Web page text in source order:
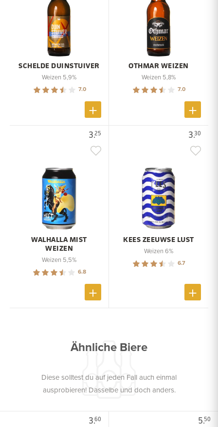
SCHELDE DUINSTUIVER
Weizen 5,9%
7.0
OTHMAR WEIZEN
Weizen 5,8%
7.0
3.25
WALHALLA MIST
WEIZEN
Weizen 5,5%
6.8
3.30
KEES ZEEUWSE LUST
Weizen 6%
6.7
Ähnliche Biere
Diese solltest du auf jeden Fall auch einmal
ausprobieren! Dasselbe und doch anders.
3.60 5.50